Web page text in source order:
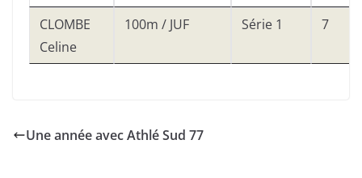
CLOMBE
Celine
100m / JUF Série 1 7
Une année avec Athlé Sud 77